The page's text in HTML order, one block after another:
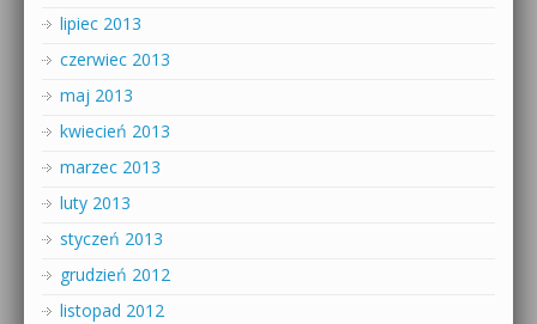
lipiec 2013
czerwiec 2013
maj 2013
kwiecień 2013
marzec 2013
luty 2013
styczeń 2013
grudzień 2012
listopad 2012